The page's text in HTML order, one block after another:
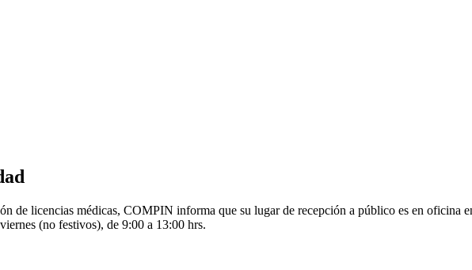
de licencias médicas, COMPIN informa que su lugar de recepción a público es en
(no festivos), de 9:00 a 13:00 hrs.